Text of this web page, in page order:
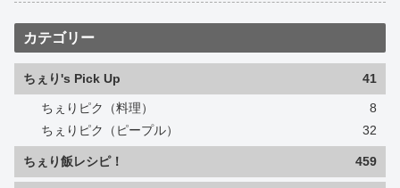
カテゴリー
ちぇり's Pick Up 41
ちぇりピク（料理）
8
ちぇりピク（ピープル）
32
ちぇり飯レシピ！ 459